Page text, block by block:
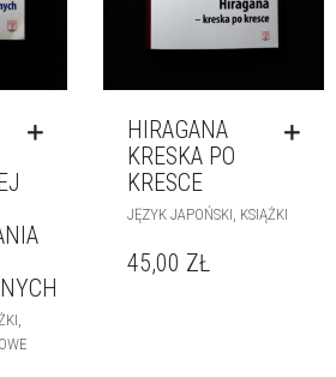
HIRAGANA
KRESKA PO
KRESCE
JĘZYK JAPOŃSKI KSIĄŻKI
45,00 ZŁ